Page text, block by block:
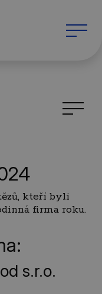
kteří byli
firma roku.
s.r.o.